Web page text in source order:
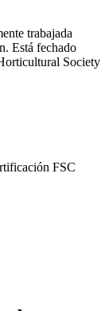
trabajada
Está fechado
Society
FSC